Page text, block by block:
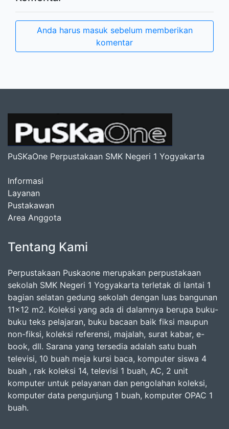
Anda harus masuk sebelum memberikan
komentar
PuSKaOne Perpustakaan SMK Negeri 1 Yogyakarta
Informasi
Layanan
Pustakawan
Area Anggota
Tentang Kami
Perpustakaan Puskaone merupakan perpustakaan
sekolah SMK Negeri 1 Yogyakarta terletak di lantai 1
bagian selatan gedung sekolah dengan luas bangunan
11x12 m2. Koleksi yang ada di dalamnya berupa buku-
buku teks pelajaran, buku bacaan baik fiksi maupun
non-fiksi, koleksi referensi, majalah, surat kabar, e-
book, dll. Sarana yang tersedia adalah satu buah
televisi, 10 buah meja kursi baca, komputer siswa 4
buah , rak koleksi 14, televisi 1 buah, AC, 2 unit
komputer untuk pelayanan dan pengolahan koleksi,
komputer data pengunjung 1 buah, komputer OPAC 1
buah.